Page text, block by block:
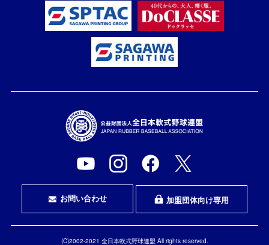
お問い合わせ 加盟団体向け専用
(C)2002-2021 全日本軟式野球連盟 All rights reserved.